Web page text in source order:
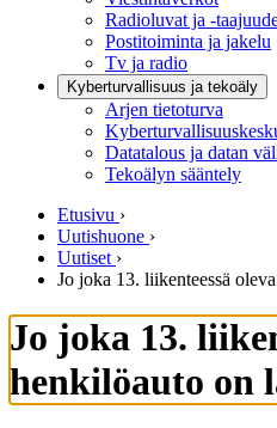
Radioluvat ja -
Postitoiminta ja jakelu
Tv ja radio
Kyberturvallisuus ja tekoäly
Arjen tietoturva
Datatalous ja datan
Tekoälyn sääntely
Etusivu ›
Uutishuone ›
Uutiset ›
Jo joka 13. liikenteessä
Jo joka 13.
henkilöauto on